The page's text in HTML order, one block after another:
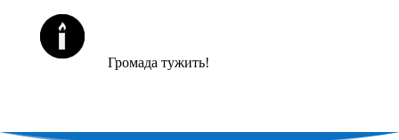
Громада тужить!